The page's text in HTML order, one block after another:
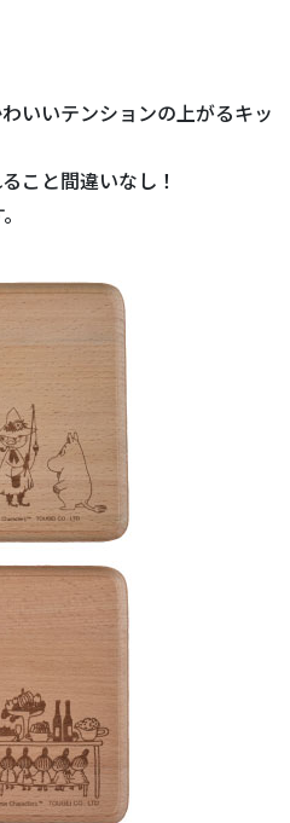
いいテンションの上がるキッ
こと間違いなし！